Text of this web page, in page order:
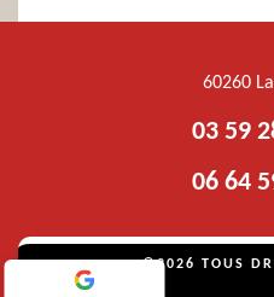
60260
03 59
06 64
©2026 TOUS